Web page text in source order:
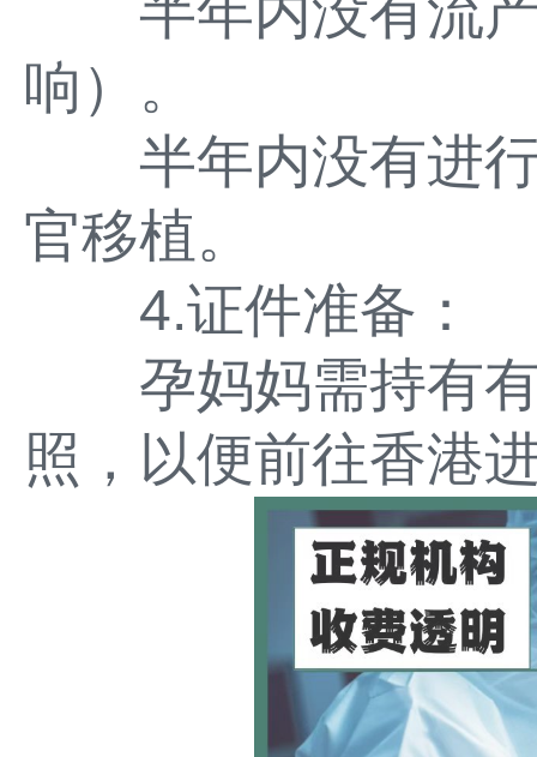
响）。
半年内没有进行
官移植。
4.证件准备：
孕妈妈需持有有
照，以便前往香港